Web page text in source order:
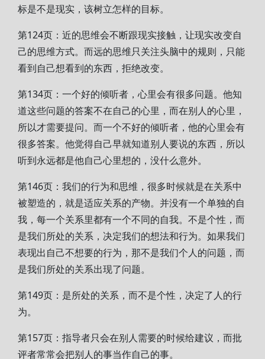
标是不是现实，该树立怎样的目标。
第124页：近的思维会不断跟现实接触，让现实改变自
己的思维方式。而远的思维只关注头脑中的规则，只能
看到自己想看到的东西，拒绝改变。
第134页：一个好的倾听者，心里会有很多问题。他知
道这些问题的答案不在自己的心里，而在别人的心里，
所以才需要提问。而一个不好的倾听者，他的心里会有
很多答案。他觉得自己早就知道别人要说的东西，所以
听到永远都是他自己心里想的，没什么意外。
第146页：我们的行为和思维，很多时候就是在关系中
被塑造的，就是适应关系的产物。并没有一个单独的自
我，每一个关系里都有一个不同的自我。不是个性，而
是我们所处的关系，决定我们的想法和行为。如果我们
表现出自己不想要的行为，那不是我们个人的问题，而
是我们所处的关系出现了问题。
第149页：是所处的关系，而不是个性，决定了人的行
为。
第157页：指导者只会在别人需要的时候给建议，而批
评者常常会把别人的事当作自己的事。